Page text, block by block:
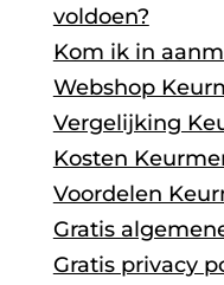
voldoen?
Kom ik in
Webshop
Vergelijking
Kosten
Voordelen
Gratis
Gratis privacy